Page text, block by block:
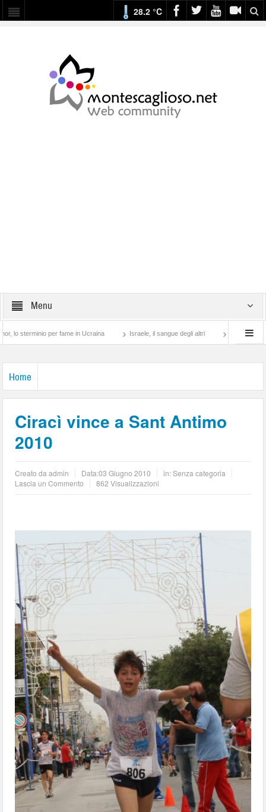
28.2 °C
Menu
per fame in Ucraina Israele, il sangue degli altri Lotta di classe… tra
Home
Ciracì vince a Sant Antimo
2010
Creato daadmin Data:03 Giugno 2010
in: Senza categoria
Lascia un Commento
862 Visualizzazioni